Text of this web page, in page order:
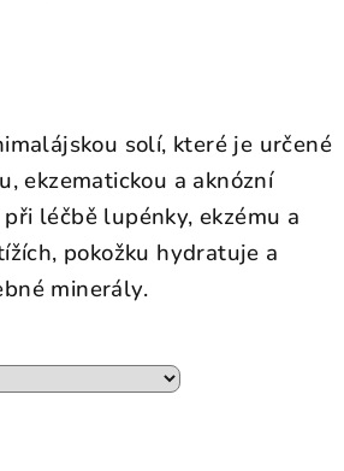
solí, které je určené
ekzematickou a aknózní
léčbě lupénky, ekzému a
pokožku hydratuje a
minerály.